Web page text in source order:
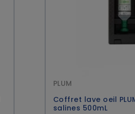
PLUM
Coffret lave oeil
salines 500mL